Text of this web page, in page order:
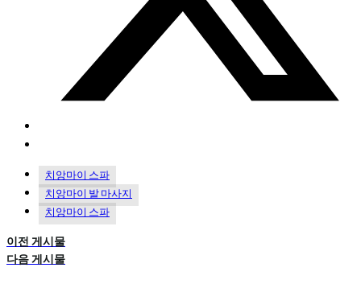
치앙마이 스파
치앙마이 발 마사지
치앙마이 스파
이전 게시물
다음 게시물